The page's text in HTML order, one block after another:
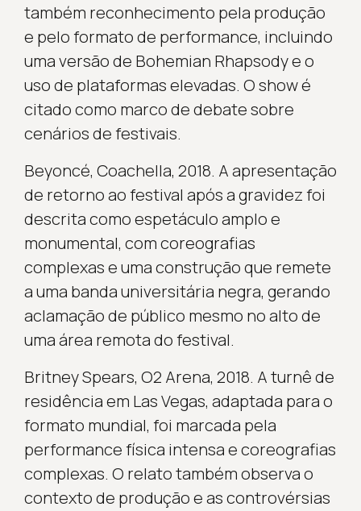
também reconhecimento pela produção
e pelo formato de performance, incluindo
uma versão de Bohemian Rhapsody e o
uso de plataformas elevadas. O show é
citado como marco de debate sobre
cenários de festivais.
Beyoncé, Coachella, 2018. A apresentação
de retorno ao festival após a gravidez foi
descrita como espetáculo amplo e
monumental, com coreografias
complexas e uma construção que remete
a uma banda universitária negra, gerando
aclamação de público mesmo no alto de
uma área remota do festival.
Britney Spears, O2 Arena, 2018. A turnê de
residência em Las Vegas, adaptada para o
formato mundial, foi marcada pela
performance física intensa e coreografias
complexas. O relato também observa o
contexto de produção e as controvérsias